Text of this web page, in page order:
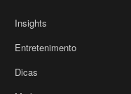
Insights
Entretenimento
Dicas